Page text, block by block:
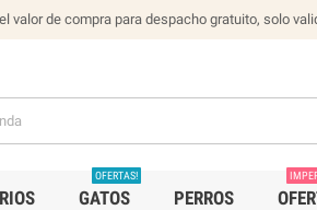
valor de compra para despacho gratuito, solo
GATOS
OFERTAS!
PERROS